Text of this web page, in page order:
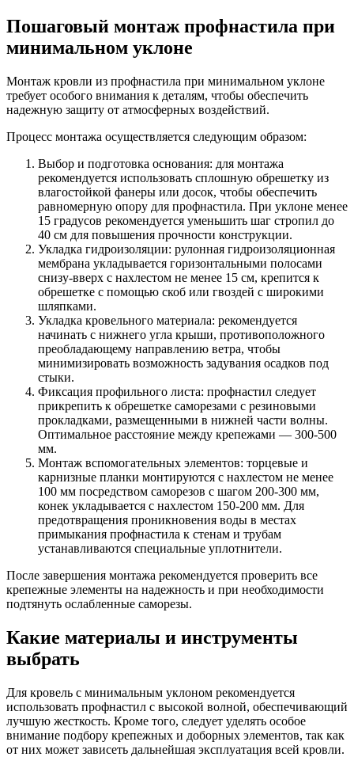
Пошаговый монтаж профнастила при
минимальном уклоне
Монтаж кровли из профнастила при минимальном уклоне
требует особого внимания к деталям, чтобы обеспечить
надежную защиту от атмосферных воздействий.
Процесс монтажа осуществляется следующим образом:
Выбор и подготовка основания: для монтажа
рекомендуется использовать сплошную обрешетку из
влагостойкой фанеры или досок, чтобы обеспечить
равномерную опору для профнастила. При уклоне менее
15 градусов рекомендуется уменьшить шаг стропил до
40 см для повышения прочности конструкции.
Укладка гидроизоляции: рулонная гидроизоляционная
мембрана укладывается горизонтальными полосами
снизу-вверх с нахлестом не менее 15 см, крепится к
обрешетке с помощью скоб или гвоздей с широкими
шляпками.
Укладка кровельного материала: рекомендуется
начинать с нижнего угла крыши, противоположного
преобладающему направлению ветра, чтобы
минимизировать возможность задувания осадков под
стыки.
Фиксация профильного листа: профнастил следует
прикрепить к обрешетке саморезами с резиновыми
прокладками, размещенными в нижней части волны.
Оптимальное расстояние между крепежами — 300-500
мм.
Монтаж вспомогательных элементов: торцевые и
карнизные планки монтируются с нахлестом не менее
100 мм посредством саморезов с шагом 200-300 мм,
конек укладывается с нахлестом 150-200 мм. Для
предотвращения проникновения воды в местах
примыкания профнастила к стенам и трубам
устанавливаются специальные уплотнители.
После завершения монтажа рекомендуется проверить все
крепежные элементы на надежность и при необходимости
подтянуть ослабленные саморезы.
Какие материалы и инструменты
выбрать
Для кровель с минимальным уклоном рекомендуется
использовать профнастил с высокой волной, обеспечивающий
лучшую жесткость. Кроме того, следует уделять особое
внимание подбору крепежных и доборных элементов, так как
от них может зависеть дальнейшая эксплуатация всей кровли.